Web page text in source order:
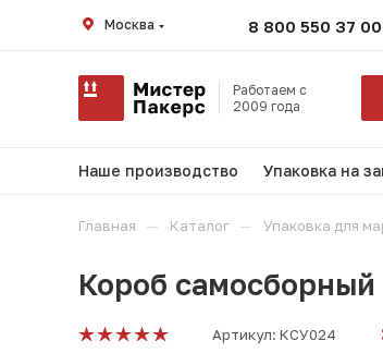
Работаем с
2009 года
Наше производство Упаковка на
Москва 8 800 550 37 00
Главная — Каталог — Упаковка для
Короб
Артикул: КСУ024